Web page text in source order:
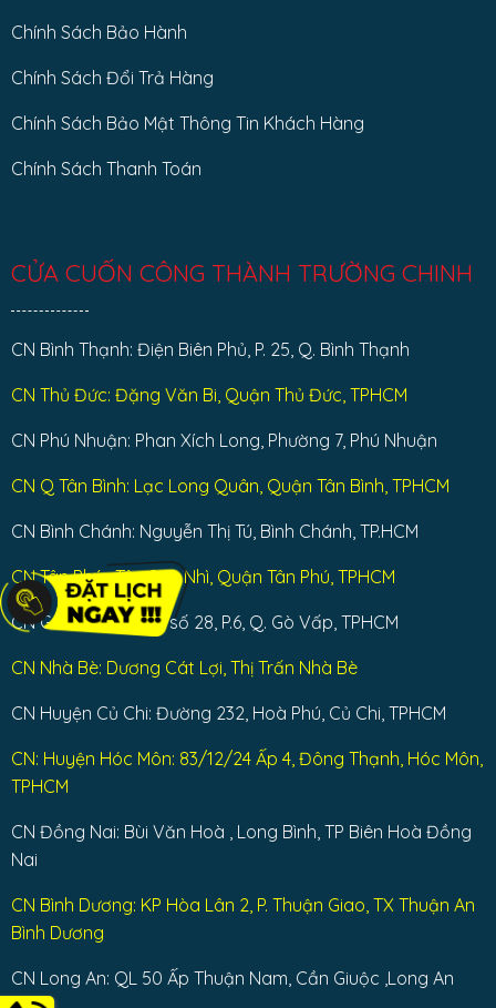
Chính Sách Bảo Hành
Chính Sách Đổi Trả Hàng
Chính Sách Bảo Mật Thông Tin Khách Hàng
Chính Sách Thanh Toán
CỬA CUỐN CÔNG THÀNH TRƯỜNG CHINH
CN Bình Thạnh: Điện Biên Phủ, P. 25, Q. Bình Thạnh
CN Thủ Đức: Đặng Văn Bi, Quận Thủ Đức, TPHCM
CN Phú Nhuận: Phan Xích Long, Phường 7, Phú Nhuận
CN Q Tân Bình: Lạc Long Quân, Quận Tân Bình, TPHCM
CN Bình Chánh: Nguyễn Thị Tú, Bình Chánh, TP.HCM
CN Tân Phú : Tân Sơn Nhì, Quận Tân Phú, TPHCM
CN Gò Vấp: Đường số 28, P.6, Q. Gò Vấp, TPHCM
CN Nhà Bè: Dương Cát Lợi, Thị Trấn Nhà Bè
CN Huyện Củ Chi: Đường 232, Hoà Phú, Củ Chi, TPHCM
CN: Huyện Hóc Môn: 83/12/24 Ấp 4, Đông Thạnh, Hóc Môn,
TPHCM
CN Đồng Nai: Bùi Văn Hoà , Long Bình, TP Biên Hoà Đồng
Nai
CN Bình Dương: KP Hòa Lân 2, P. Thuận Giao, TX Thuận An
Bình Dương
CN Long An: QL 50 Ấp Thuận Nam, Cần Giuộc ,Long An